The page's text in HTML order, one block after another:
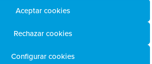
Aceptar cookies
Rechazar cookies
Configurar cookies